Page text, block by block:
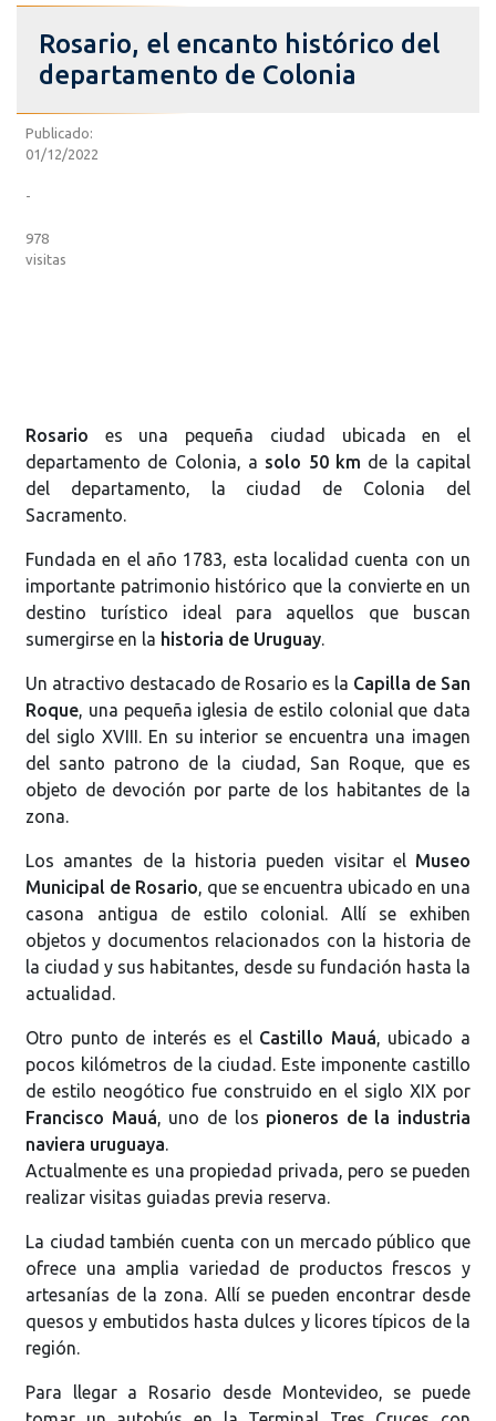
Rosario, el encanto histórico del
departamento de Colonia
Publicado:
01/12/2022
-
978
visitas
Rosario es una pequeña ciudad ubicada en el
departamento de Colonia, a solo 50 km de la capital
del departamento, la ciudad de Colonia del
Sacramento.
Fundada en el año 1783, esta localidad cuenta con un
importante patrimonio histórico que la convierte en un
destino turístico ideal para aquellos que buscan
sumergirse en la historia de Uruguay.
Un atractivo destacado de Rosario es la Capilla de San
Roque, una pequeña iglesia de estilo colonial que data
del siglo XVIII. En su interior se encuentra una imagen
del santo patrono de la ciudad, San Roque, que es
objeto de devoción por parte de los habitantes de la
zona.
Los amantes de la historia pueden visitar el Museo
Municipal de Rosario, que se encuentra ubicado en una
casona antigua de estilo colonial. Allí se exhiben
objetos y documentos relacionados con la historia de
la ciudad y sus habitantes, desde su fundación hasta la
actualidad.
Otro punto de interés es el Castillo Mauá, ubicado a
pocos kilómetros de la ciudad. Este imponente castillo
de estilo neogótico fue construido en el siglo XIX por
Francisco Mauá, uno de los pioneros de la industria
naviera uruguaya.
Actualmente es una propiedad privada, pero se pueden
realizar visitas guiadas previa reserva.
La ciudad también cuenta con un mercado público que
ofrece una amplia variedad de productos frescos y
artesanías de la zona. Allí se pueden encontrar desde
quesos y embutidos hasta dulces y licores típicos de la
región.
Para llegar a Rosario desde Montevideo, se puede